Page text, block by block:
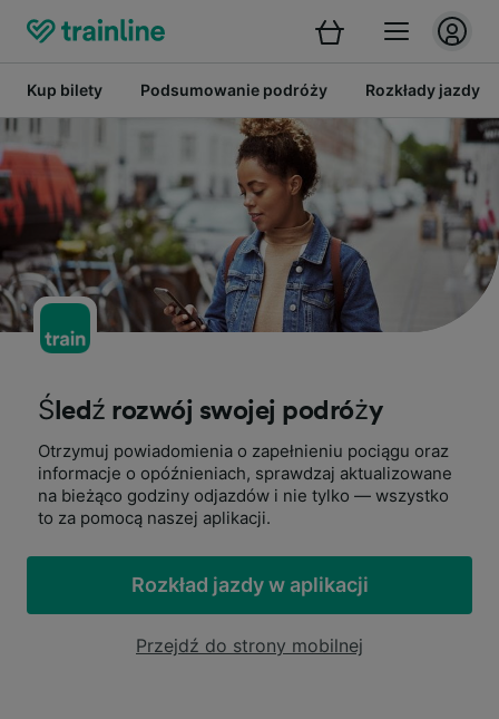
Kup bilety Podsumowanie podróży Rozkłady jazdy
Śledź rozwój swojej podróży
Otrzymuj powiadomienia o zapełnieniu pociągu oraz
informacje o opóźnieniach, sprawdzaj aktualizowane
na bieżąco godziny odjazdów i nie tylko — wszystko
to za pomocą naszej aplikacji.
Rozkład jazdy w aplikacji
Przejdź do strony mobilnej